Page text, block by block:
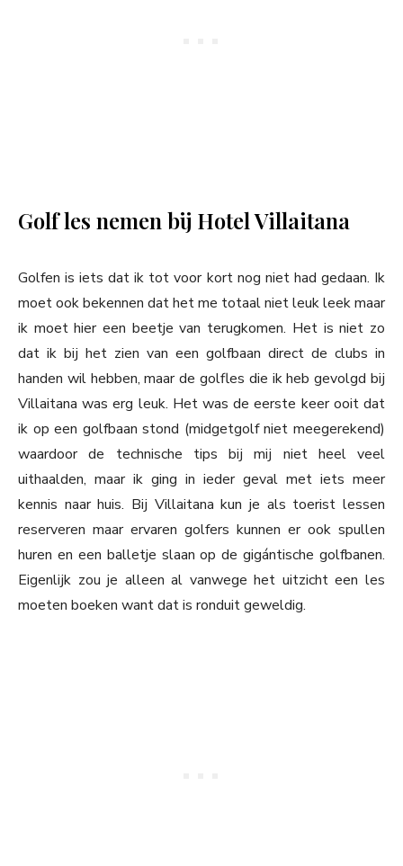
Golf les nemen bij Hotel Villaitana
Golfen is iets dat ik tot voor kort nog niet had gedaan. Ik
moet ook bekennen dat het me totaal niet leuk leek maar
ik moet hier een beetje van terugkomen. Het is niet zo
dat ik bij het zien van een golfbaan direct de clubs in
handen wil hebben, maar de golfles die ik heb gevolgd bij
Villaitana was erg leuk. Het was de eerste keer ooit dat
ik op een golfbaan stond (midgetgolf niet meegerekend)
waardoor de technische tips bij mij niet heel veel
uithaalden, maar ik ging in ieder geval met iets meer
kennis naar huis. Bij Villaitana kun je als toerist lessen
reserveren maar ervaren golfers kunnen er ook spullen
huren en een balletje slaan op de gigántische golfbanen.
Eigenlijk zou je alleen al vanwege het uitzicht een les
moeten boeken want dat is ronduit geweldig.